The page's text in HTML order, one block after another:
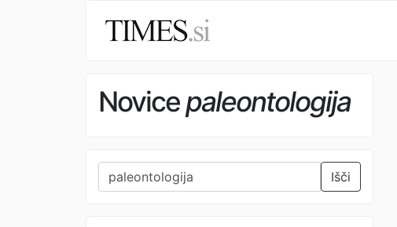
Novicepaleontologija
Išči